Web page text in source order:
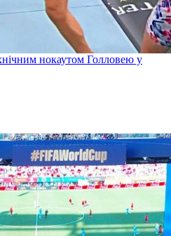
нокаутом Голловею у